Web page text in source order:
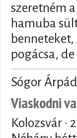
szeretném
hamuba
benneteket,
pogácsa,
Sógor
Viaskodni
Kolozsvár ·